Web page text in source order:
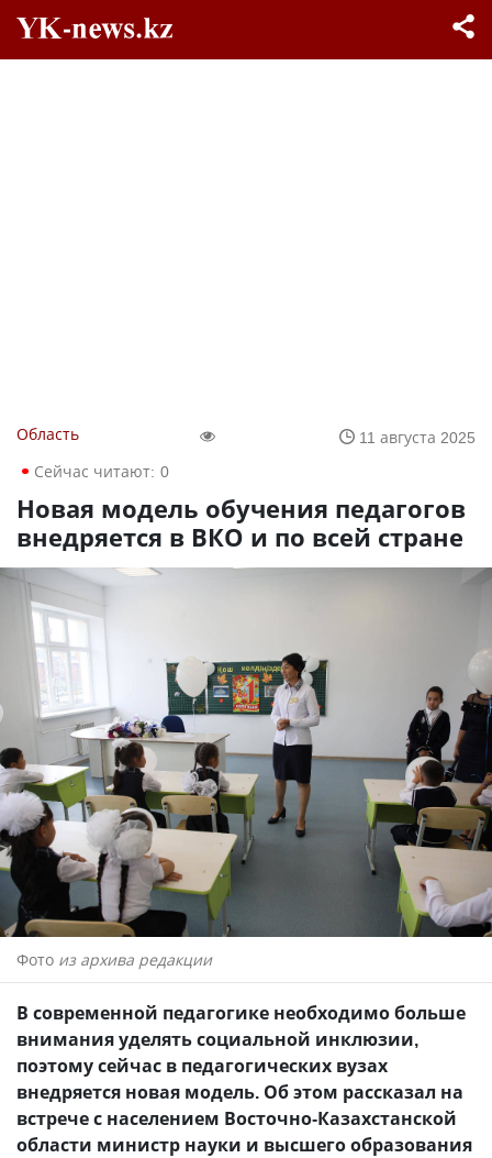
Область
11 августа 2025
Сейчас читают: 0
Новая модель обучения педагогов
внедряется в ВКО и по всей стране
Фото из архива редакции
В современной педагогике необходимо больше
внимания уделять социальной инклюзии,
поэтому сейчас в педагогических вузах
внедряется новая модель. Об этом рассказал на
встрече с населением Восточно-Казахстанской
области министр науки и высшего образования